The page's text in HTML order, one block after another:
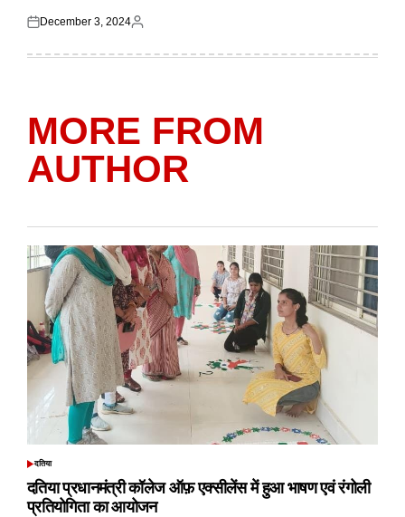
Posted
December 3, 2024
Posted
MORE FROM
AUTHOR
POSTED
दतिया
दतिया प्रधानमंत्री कॉलेज ऑफ़ एक्सीलेंस में हुआ भाषण एवं रंगोली
प्रतियोगिता का आयोजन